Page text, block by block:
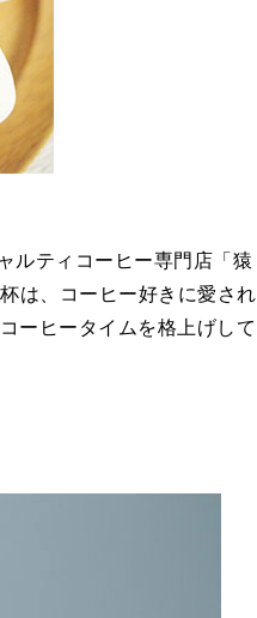
ルティコーヒー専門店「猿
は、コーヒー好きに愛され
ーヒータイムを格上げして